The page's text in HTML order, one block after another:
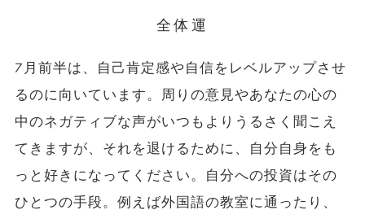
全体運
7月前半は、自己肯定感や自信をレベルアップさせ
るのに向いています。周りの意見やあなたの心の
中のネガティブな声がいつもよりうるさく聞こえ
てきますが、それを退けるために、自分自身をも
っと好きになってください。自分への投資はその
ひとつの手段。例えば外国語の教室に通ったり、